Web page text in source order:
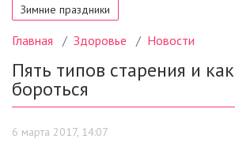
Зимние праздники
Главная Здоровье Новости
Пять типов старения и
бороться
6 марта 2017, 14:07